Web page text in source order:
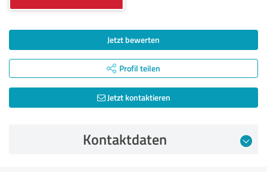
Jetzt bewerten
Profil teilen
Jetzt kontaktieren
Kontaktdaten